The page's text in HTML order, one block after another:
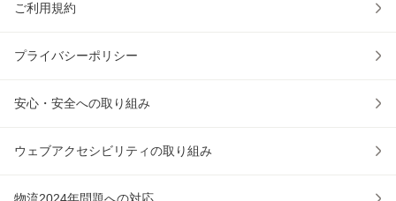
ご利用規約
プライバシーポリシー
安心・安全への取り組み
ウェブアクセシビリティの取り組み